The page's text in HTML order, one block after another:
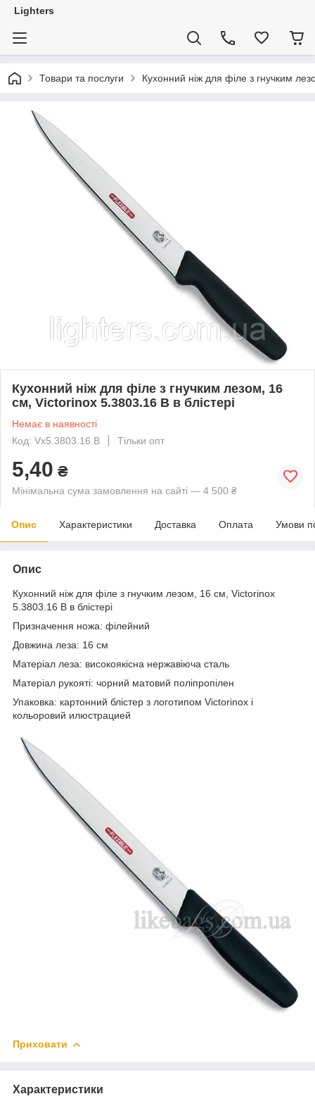
Lighters
Товари та послуги Кухонний ніж для філе з гнучким
Кухонний ніж для філе з гнучким лезом, 16
см, Victorinox 5.3803.16 B в блістері
Немає в наявності
Код: Vx5.3803.16.B
Тільки опт
5,40 ₴
Мінімальна сума замовлення на сайті — 4 500 ₴
Опис Характеристики Доставка Оплата Умови
Опис
Кухонний ніж для філе з гнучким лезом, 16 см, Victorinox
5.3803.16 B в блістері
Призначення ножа: філейний
Довжина леза: 16 см
Матеріал леза: високоякісна нержавіюча сталь
Матеріал рукояті: чорний матовий поліпропілен
Упаковка: картонний блістер з логотипом Victorinox і
кольоровий илюстрацией
Приховати
Характеристики